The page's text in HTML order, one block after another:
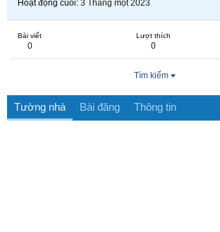
Hoạt động cuối 3 Tháng một 2023
Bài viết
0
Lượt thích
0
Tìm kiếm
Tường nhà Bài đăng Thông tin